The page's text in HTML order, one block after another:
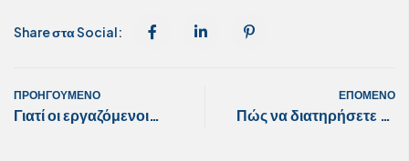
Share στα Social:
ΠΡΟΗΓΟΎΜΕΝΟ
Γιατί οι εργαζόμενοι
ΕΠΌΜΕΝΟ
Πώς να διατηρήσετε το